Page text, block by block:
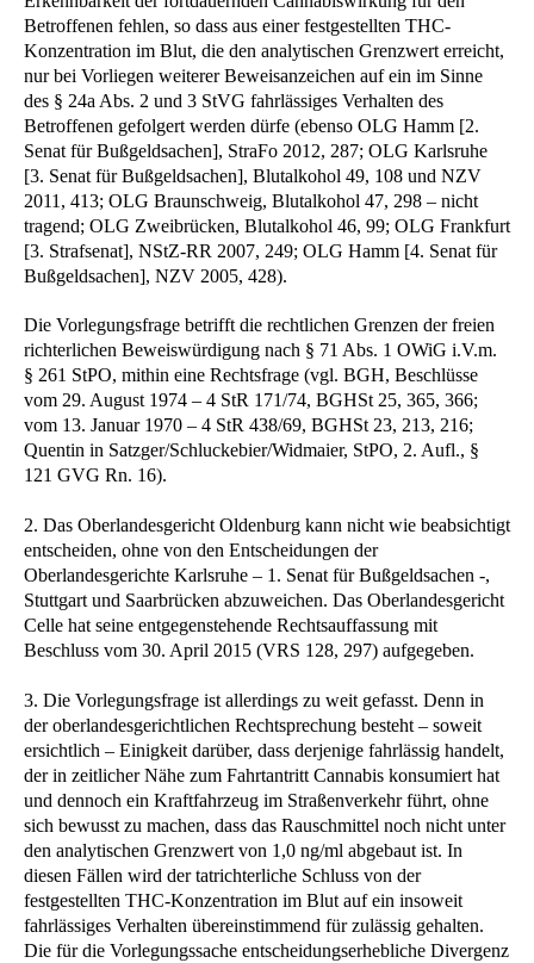
Betroffenen fehlen, so dass aus einer festgestellten THC-
Konzentration im Blut, die den analytischen Grenzwert erreicht,
nur bei Vorliegen weiterer Beweisanzeichen auf ein im Sinne
des § 24a Abs. 2 und 3 StVG fahrlässiges Verhalten des
Betroffenen gefolgert werden dürfe (ebenso OLG Hamm [2.
Senat für Bußgeldsachen], StraFo 2012, 287; OLG Karlsruhe
[3. Senat für Bußgeldsachen], Blutalkohol 49, 108 und NZV
2011, 413; OLG Braunschweig, Blutalkohol 47, 298 – nicht
tragend; OLG Zweibrücken, Blutalkohol 46, 99; OLG Frankfurt
[3. Strafsenat], NStZ-RR 2007, 249; OLG Hamm [4. Senat für
Bußgeldsachen], NZV 2005, 428).
Die Vorlegungsfrage betrifft die rechtlichen Grenzen der freien
richterlichen Beweiswürdigung nach § 71 Abs. 1 OWiG i.V.m.
§ 261 StPO, mithin eine Rechtsfrage (vgl. BGH, Beschlüsse
vom 29. August 1974 – 4 StR 171/74, BGHSt 25, 365, 366;
vom 13. Januar 1970 – 4 StR 438/69, BGHSt 23, 213, 216;
Quentin in Satzger/Schluckebier/Widmaier, StPO, 2. Aufl., §
121 GVG Rn. 16).
2. Das Oberlandesgericht Oldenburg kann nicht wie beabsichtigt
entscheiden, ohne von den Entscheidungen der
Oberlandesgerichte Karlsruhe – 1. Senat für Bußgeldsachen -,
Stuttgart und Saarbrücken abzuweichen. Das Oberlandesgericht
Celle hat seine entgegenstehende Rechtsauffassung mit
Beschluss vom 30. April 2015 (VRS 128, 297) aufgegeben.
3. Die Vorlegungsfrage ist allerdings zu weit gefasst. Denn in
der oberlandesgerichtlichen Rechtsprechung besteht – soweit
ersichtlich – Einigkeit darüber, dass derjenige fahrlässig handelt,
der in zeitlicher Nähe zum Fahrtantritt Cannabis konsumiert hat
und dennoch ein Kraftfahrzeug im Straßenverkehr führt, ohne
sich bewusst zu machen, dass das Rauschmittel noch nicht unter
den analytischen Grenzwert von 1,0 ng/ml abgebaut ist. In
diesen Fällen wird der tatrichterliche Schluss von der
festgestellten THC-Konzentration im Blut auf ein insoweit
fahrlässiges Verhalten übereinstimmend für zulässig gehalten.
Die für die Vorlegungssache entscheidungserhebliche Divergenz